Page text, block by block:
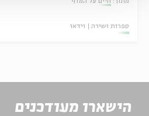
ספרות ושירה וידאו
הישארו מעודכנים